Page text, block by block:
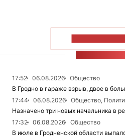
17:52 06.08.2026
Общество
В Гродно в гараже взрыв, двое в
17:44
06.08.2026
Общество,
Назначено три новых начальника в
17:32
06.08.2026
Общество
В июле в Гродненской области